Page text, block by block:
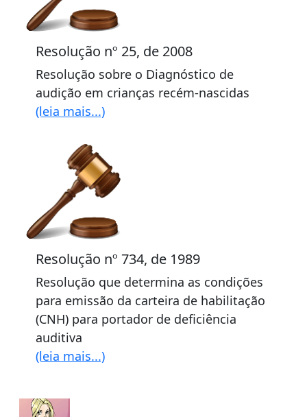
Resolução nº 25, de 2008
Resolução sobre o Diagnóstico de
audição em crianças recém-nascidas
(leia mais...)
Resolução nº 734, de 1989
Resolução que determina as condições
para emissão da carteira de habilitação
(CNH) para portador de deficiência
auditiva
(leia mais...)